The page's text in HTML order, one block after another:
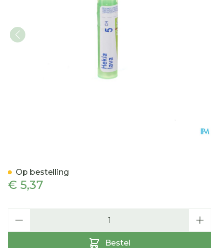
€ 5,37
Bestel
Op bestelling